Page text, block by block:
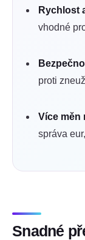
Rychlost
vhodné
proti
Více měn
správa
Snadné